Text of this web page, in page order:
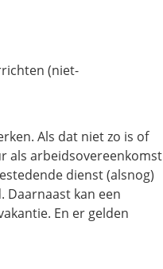
(niet-
Als dat niet zo is of
als arbeidsovereenkomst
dienst (alsnog)
kan een
En er gelden